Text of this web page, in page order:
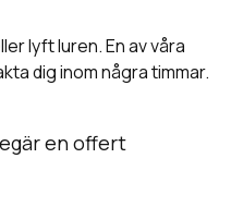
lyft luren. En av våra
dig inom några timmar.
en offert